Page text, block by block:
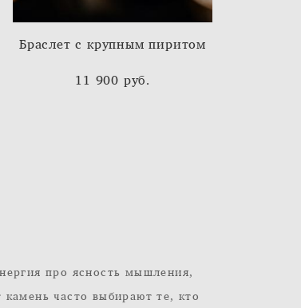
Браслет с крупным пиритом
11 900 pуб.
про ясность мышления,
часто выбирают те, кто